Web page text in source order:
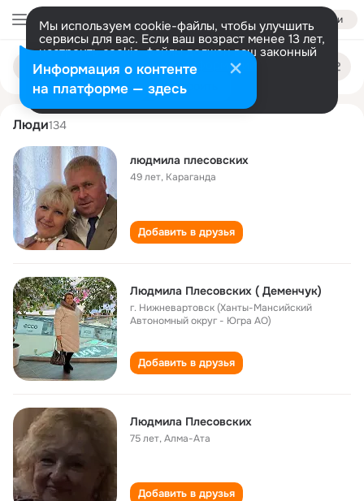
Войти
Мы используем cookie-файлы, чтобы улучшить
сервисы для вас. Если ваш возраст менее 13 лет,
настроить cookie-файлы должен ваш законный
представитель. Больше информации
Разрешить все Настроить
Поиск
людям
lyudmila plesovskikh
Люди134
людмила плесовских
49 лет, Караганда
Добавить в друзья
Людмила Плесовских ( Деменчук)
г. Нижневартовск (Ханты-Мансийский
Автономный округ - Югра АО)
Добавить в друзья
Людмила Плесовских
75 лет,Алма-Ата
Добавить в друзья
Информация о контенте
на платформе — здесь